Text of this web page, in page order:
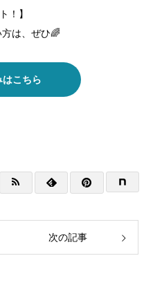
！】
は、ぜひ🌈
はこちら
次の記事